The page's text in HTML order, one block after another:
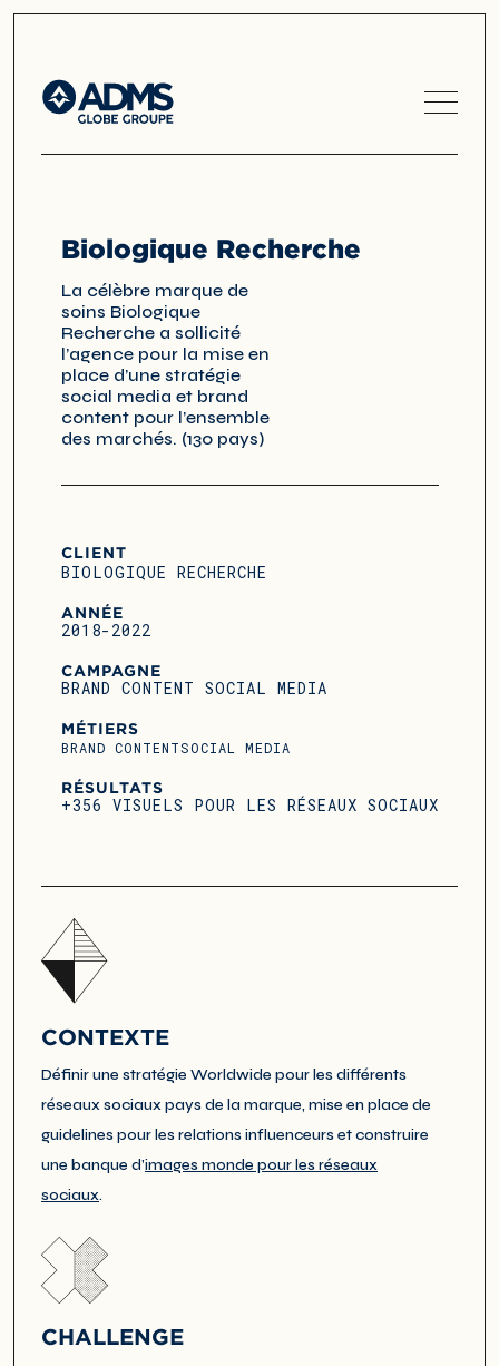
Biologique Recherche
La célèbre marque de
soins Biologique
Recherche a sollicité
l’agence pour la mise en
place d’une stratégie
social media et brand
content pour l’ensemble
des marchés. (130 pays)
CLIENT
BIOLOGIQUE RECHERCHE
ANNÉE
2018-2022
CAMPAGNE
BRAND CONTENT SOCIAL MEDIA
MÉTIERS
BRAND CONTENTSOCIAL MEDIA
RÉSULTATS
+356 VISUELS POUR LES RÉSEAUX SOCIAUX
CONTEXTE
Définir une stratégie Worldwide pour les différents
réseaux sociaux pays de la marque, mise en place de
guidelines pour les relations influenceurs et construire
une banque d’images monde pour les réseaux
sociaux.
CHALLENGE